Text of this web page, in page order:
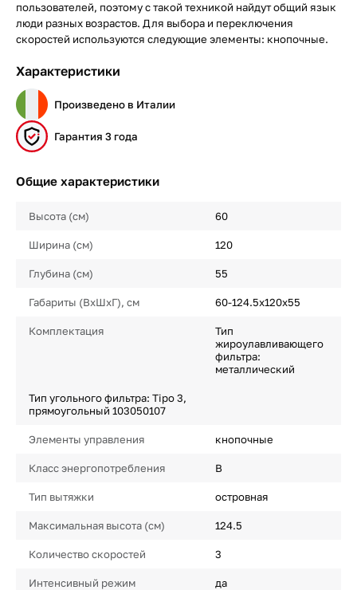
пользователей, поэтому с такой техникой найдут общий язык
люди разных возрастов. Для выбора и переключения
скоростей используются следующие элементы: кнопочные.
Характеристики
Произведено в Италии
Гарантия 3 года
Общие характеристики
Высота (см) 60
Ширина (см) 120
Глубина (см) 55
Габариты (ВхШхГ), см 60-124.5х120х55
Комплектация
Тип
жироулавливающего
фильтра:
металлический
Тип угольного фильтра: Tipo 3,
прямоугольный 103050107
Элементы управления кнопочные
Класс энергопотребления B
Тип вытяжки островная
Максимальная высота (см) 124.5
Количество скоростей 3
Интенсивный режим да